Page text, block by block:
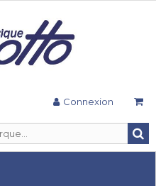
Connexion